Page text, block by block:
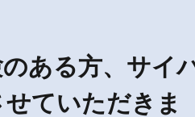
ある方、サイ
ていただきま